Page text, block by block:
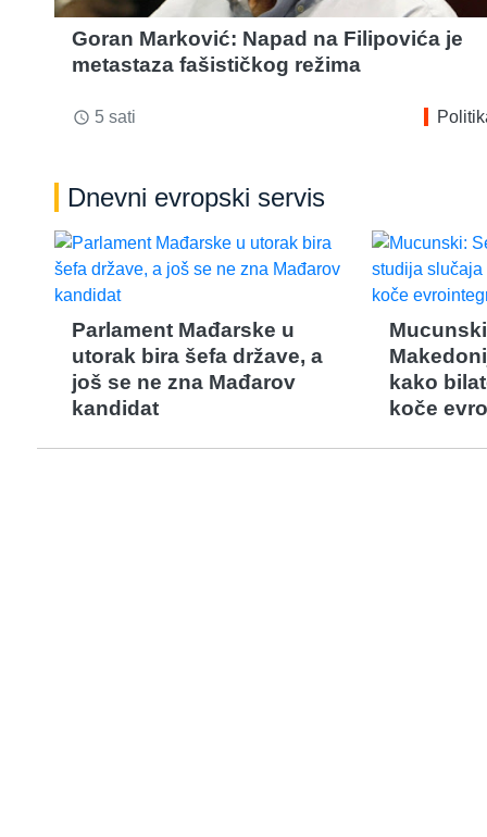
Goran Marković: Napad na Filipovića je
metastaza fašističkog režima
access_time 5 sati
Dnevni evropski servis
Parlament Mađarske u
utorak bira šefa države, a
još se ne zna Mađarov
kandidat
kako
koče